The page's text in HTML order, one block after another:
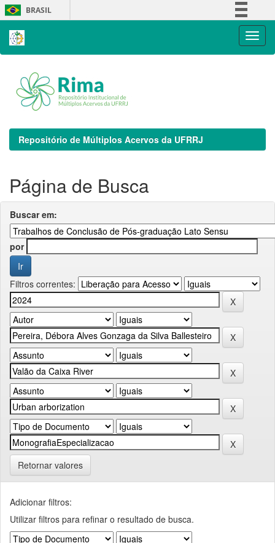
Skip
navigation
BRASIL
Repositório de Múltiplos Acervos da UFRRJ
Página de Busca
Buscar em:
por
Filtros correntes:
Retornar valores
Adicionar filtros:
Utilizar filtros para refinar o resultado de busca.